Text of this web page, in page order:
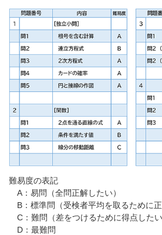
難易度の表記
A：易問（全問正解したい）
B：標準問（受検者平均を取るために正
C：難問（差をつけるために得点したい
D：最難問